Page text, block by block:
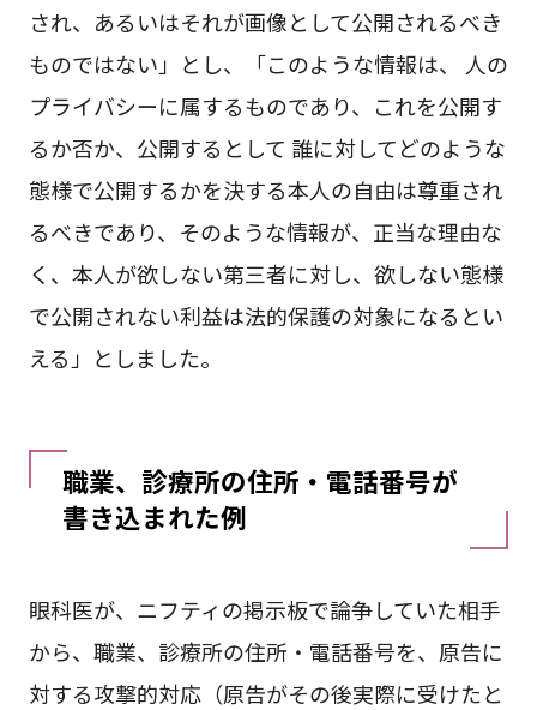
され、あるいはそれが画像として公開されるべき
ものではない」とし、「このような情報は、 人の
プライバシーに属するものであり、これを公開す
るか否か、公開するとして 誰に対してどのような
態様で公開するかを決する本人の自由は尊重され
るべきであり、そのような情報が、正当な理由な
く、本人が欲しない第三者に対し、欲しない態様
で公開されない利益は法的保護の対象になるとい
える」としました。
職業、診療所の住所・電話番号が
書き込まれた例
眼科医が、ニフティの掲示板で論争していた相手
から、職業、診療所の住所・電話番号を、原告に
対する攻撃的対応（原告がその後実際に受けたと